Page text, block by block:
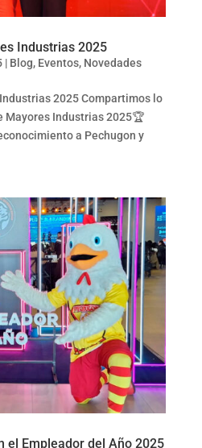
Industrias 2025
| Blog, Eventos, Novedades
2025 Compartimos lo
Mayores Industrias 2025🏆
a Pechugon y
el Empleador del Año 2025